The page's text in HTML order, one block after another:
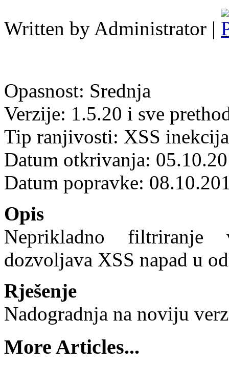
Written by Administrator |
Opasnost: Srednja
Verzije: 1.5.20 i sve
Tip ranjivosti: XSS inekcija
Datum otkrivanja:
Datum popravke:
Opis
Neprikladno filtriranje
dozvoljava XSS napad u
Rješenje
Nadogradnja na noviju
More Articles...